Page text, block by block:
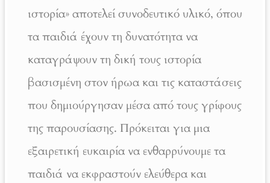
ιστορία» αποτελεί συνοδευτικό υλικό, όπου
τα παιδιά έχουν τη δυνατότητα να
καταγράψουν τη δική τους ιστορία
βασισμένη στον ήρωα και τις καταστάσεις
που δημιούργησαν μέσα από τους γρίφους
της παρουσίασης. Πρόκειται για μια
εξαιρετική ευκαιρία να ενθαρρύνουμε τα
παιδιά να εκφραστούν ελεύθερα και